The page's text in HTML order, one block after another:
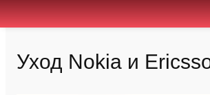
Уход Nokia и